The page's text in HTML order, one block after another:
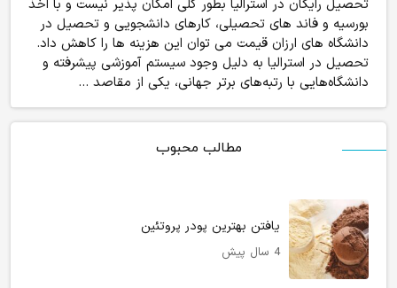
تحصیل رایگان در استرالیا بطور کلی امکان پذیر نیست و با اخذ
بورسیه و فاند های تحصیلی، کارهای دانشجویی و تحصیل در
دانشگاه های ارزان قیمت می توان این هزینه ها را کاهش داد.
تحصیل در استرالیا به دلیل وجود سیستم آموزشی پیشرفته و
دانشگاه‌هایی با رتبه‌های برتر جهانی، یکی از مقاصد ...
مطالب محبوب
یافتن بهترین پودر پروتئین
4 سال پیش